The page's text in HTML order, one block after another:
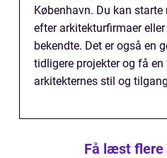
København. Du kan
efter arkitekturfirmaer
bekendte. Det er også en
tidligere projekter og få
arkitekternes stil og
Få læst